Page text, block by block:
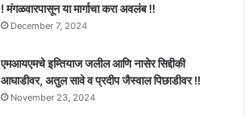
! मंगळवारपासून या मार्गाचा करा अवलंब !!
December 7, 2024
एमआयएमचे इम्तियाज जलील आणि नासेर सिद्दीकी
आघाडीवर, अतुल सावे व प्रदीप जैस्वाल पिछाडीवर !!
November 23, 2024